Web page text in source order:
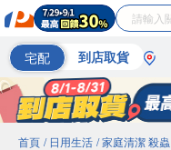
宅配 到店取貨
首頁 / 日用生活 / 家庭清潔 殺蟲